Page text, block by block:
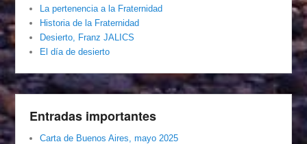
La pertenencia a la Fraternidad
Historia de la Fraternidad
Desierto, Franz JALICS
El día de desierto
Entradas importantes
Carta de Buenos Aires, mayo 2025